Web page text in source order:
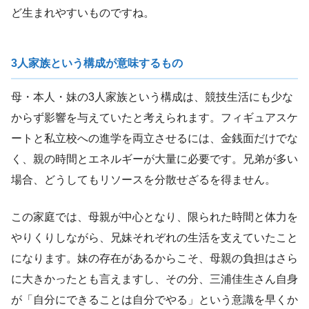
ど生まれやすいものですね。
3人家族という構成が意味するもの
母・本人・妹の3人家族という構成は、競技生活にも少な
からず影響を与えていたと考えられます。フィギュアスケ
ートと私立校への進学を両立させるには、金銭面だけでな
く、親の時間とエネルギーが大量に必要です。兄弟が多い
場合、どうしてもリソースを分散せざるを得ません。
この家庭では、母親が中心となり、限られた時間と体力を
やりくりしながら、兄妹それぞれの生活を支えていたこと
になります。妹の存在があるからこそ、母親の負担はさら
に大きかったとも言えますし、その分、三浦佳生さん自身
が「自分にできることは自分でやる」という意識を早くか